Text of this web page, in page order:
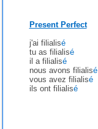
Present Perfect
j'ai filialisé
tu as filialisé
il a filialisé
nous avons filialisé
vous avez filialisé
ils ont filialisé